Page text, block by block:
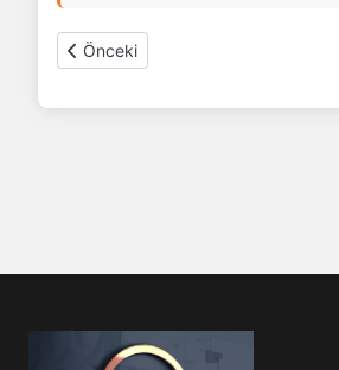
Önceki makale: S700 MC sac
Önceki